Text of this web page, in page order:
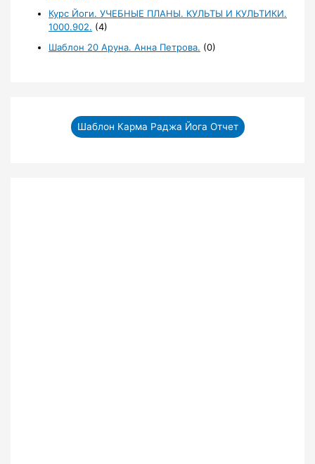
Курс Йоги. УЧЕБНЫЕ ПЛАНЫ. КУЛЬТЫ И КУЛЬТИКИ.
1000.902. (4)
Шаблон 20 Аруна. Анна Петрова. (0)
Шаблон Карма Раджа Йога Отчет